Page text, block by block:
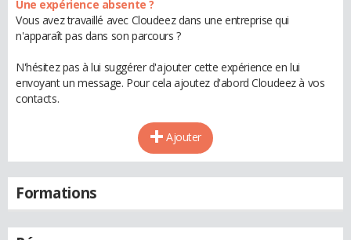
Une expérience absente ?
Vous avez travaillé avec Cloudeez dans une entreprise qui
n'apparaît pas dans son parcours ?
N'hésitez pas à lui suggérer d'ajouter cette expérience en lui
envoyant un message. Pour cela ajoutez d'abord Cloudeez à vos
contacts.
Ajouter
Formations